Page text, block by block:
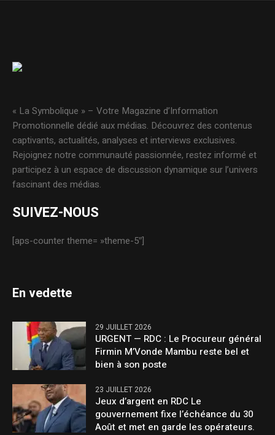
« La Symbolique » – Votre Magazine d’Information
Promotionnelle dédié aux médias. Découvrez des contenus
captivants, actualités, analyses et interviews exclusives.
Rejoignez notre communauté passionnée, restez informé et
participez à un espace de discussion dynamique sur l’univers
fascinant des médias.
SUIVEZ-NOUS
[aps-counter theme= »theme-5″]
En vedette
29 JUILLET 2026
URGENT — RDC : Le Procureur général
Firmin M’Vonde Mambu reste bel et
bien à son poste
23 JUILLET 2026
Jeux d’argent en RDC Le
gouvernement fixe l’échéance du 30
Août et met en garde les opérateurs.